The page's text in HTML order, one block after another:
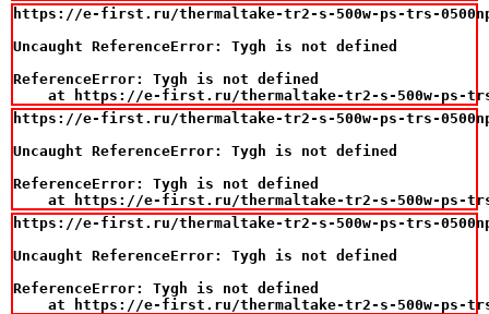
https://e-first.ru/thermaltake-tr2-s-500w-ps-trs-
Uncaught ReferenceError: Tygh is not defined
ReferenceError: Tygh is not defined
at https://e-first.ru/thermaltake-tr2-s-500w-ps-
https://e-first.ru/thermaltake-tr2-s-500w-ps-trs-
Uncaught ReferenceError: Tygh is not defined
ReferenceError: Tygh is not defined
at https://e-first.ru/thermaltake-tr2-s-500w-ps-
https://e-first.ru/thermaltake-tr2-s-500w-ps-trs-
Uncaught ReferenceError: Tygh is not defined
ReferenceError: Tygh is not defined
at https://e-first.ru/thermaltake-tr2-s-500w-ps-